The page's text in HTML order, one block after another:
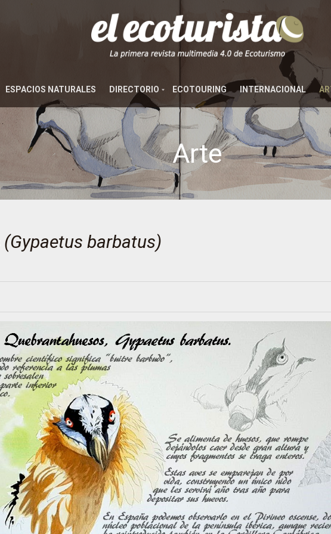
ESPACIOS NATURALES DIRECTORIO ECOTOURING INTERNACIONAL
Arte
(Gypaetus barbatus)